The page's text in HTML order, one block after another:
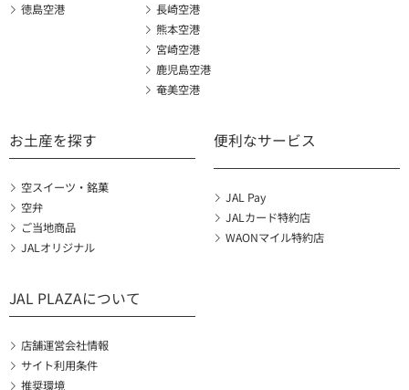
徳島空港
長崎空港
熊本空港
宮崎空港
鹿児島空港
奄美空港
お土産を探す
空スイーツ・銘菓
空弁
ご当地商品
JALオリジナル
便利なサービス
JAL Pay
JALカード特約店
WAONマイル特約店
JAL PLAZAについて
店舗運営会社情報
サイト利用条件
推奨環境